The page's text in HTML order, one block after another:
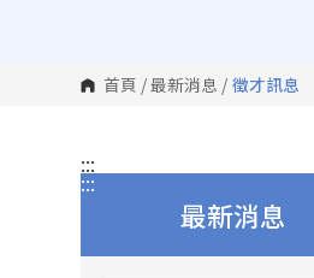
首頁 /最新消息 / 徵才訊息
:::
最新消息
:::